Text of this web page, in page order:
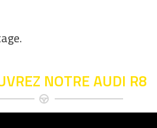
NOTRE AUDI R8